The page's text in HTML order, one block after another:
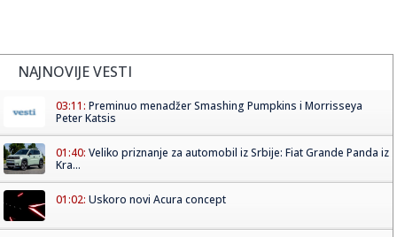
NAJNOVIJE VESTI
03:11: Preminuo menadžer Smashing Pumpkins i Morrisseya
Peter Katsis
01:40: Veliko priznanje za automobil iz Srbije: Fiat Grande Panda iz
Kra...
01:02: Uskoro novi Acura concept